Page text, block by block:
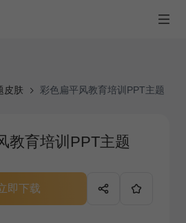
皮肤 彩色扁平风教育培训PPT主题
教育培训PPT主题
即下载